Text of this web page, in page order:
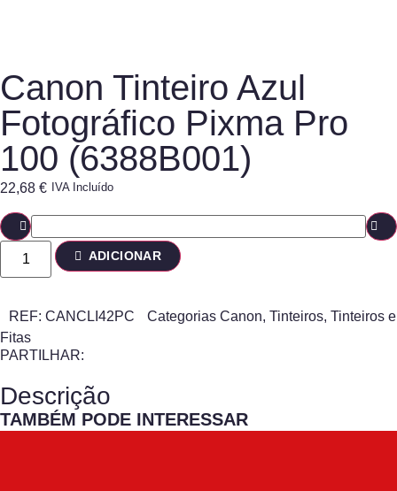
Canon Tinteiro Azul
Fotográfico Pixma Pro
100 (6388B001)
22,68 € IVA Incluído
ADICIONAR
REF: CANCLI42PC Categorias Canon, Tinteiros, Tinteiros e
Fitas
PARTILHAR:
Descrição
TAMBÉM PODE INTERESSAR